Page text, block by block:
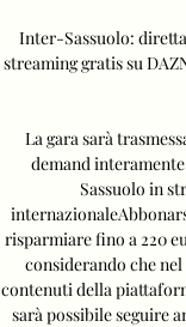
Inter-Sassuolo:
streaming gratis su
La gara sarà
demand
Sassuolo in
risparmiare fino a 220
considerando che
contenuti della
sarà possibile seguire